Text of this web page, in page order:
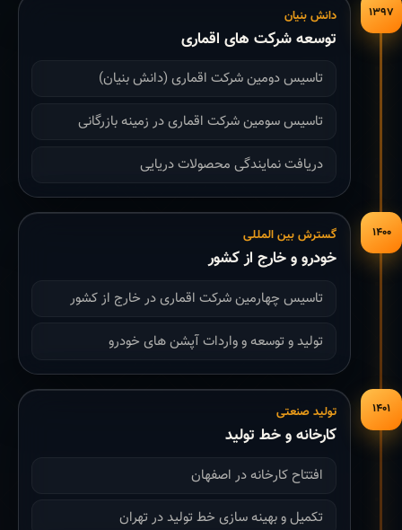
۱۳۹۷ دانش بنیان
توسعه شرکت های اقماری
تاسیس دومین شرکت اقماری (دانش بنیان)
تاسیس سومین شرکت اقماری در زمینه بازرگانی
دریافت نمایندگی محصولات دریایی
۱۴۰۰ گسترش بین المللی
خودرو و خارج از کشور
تاسیس چهارمین شرکت اقماری در خارج از کشور
تولید و توسعه و واردات آپشن های خودرو
۱۴۰۱ تولید صنعتی
کارخانه و خط تولید
افتتاح کارخانه در اصفهان
تکمیل و بهینه سازی خط تولید در تهران